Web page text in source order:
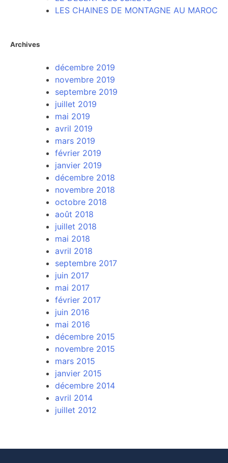
LES CHAINES DE MONTAGNE AU MAROC
Archives
décembre 2019
novembre 2019
septembre 2019
juillet 2019
mai 2019
avril 2019
mars 2019
février 2019
janvier 2019
décembre 2018
novembre 2018
octobre 2018
août 2018
juillet 2018
mai 2018
avril 2018
septembre 2017
juin 2017
mai 2017
février 2017
juin 2016
mai 2016
décembre 2015
novembre 2015
mars 2015
janvier 2015
décembre 2014
avril 2014
juillet 2012